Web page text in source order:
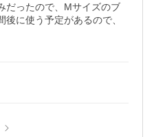
だったので、Mサイズのブ
に使う予定があるので、